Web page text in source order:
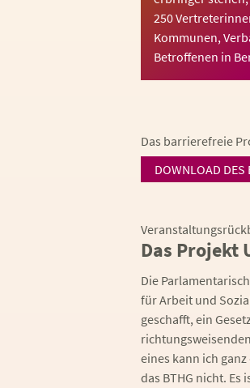
250
Kommunen,
Betroffenen in
Das barrierefreie
DOWNLOAD DES
Das Projekt
Die
für Arbeit und
geschafft, ein
eines kann ich
das BTHG nicht.